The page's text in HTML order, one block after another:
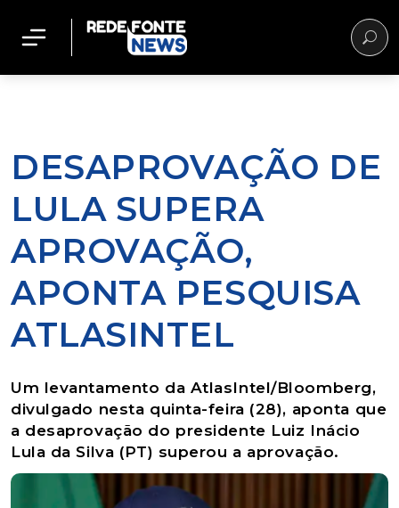
DESAPROVAÇÃO DE
LULA SUPERA
APROVAÇÃO,
APONTA PESQUISA
ATLASINTEL
Um levantamento da AtlasIntel/Bloomberg,
divulgado nesta quinta-feira (28), aponta que
a desaprovação do presidente Luiz Inácio
Lula da Silva (PT) superou a aprovação.